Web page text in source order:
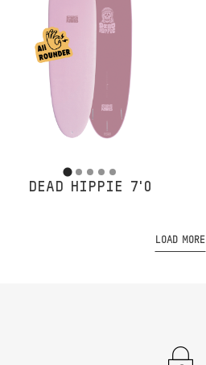
DEAD HIPPIE 7'0
LOAD MORE